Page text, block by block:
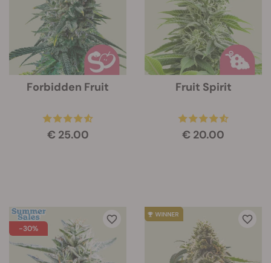
Forbidden Fruit
€ 25.00
Fruit Spirit
€ 20.00
-30%